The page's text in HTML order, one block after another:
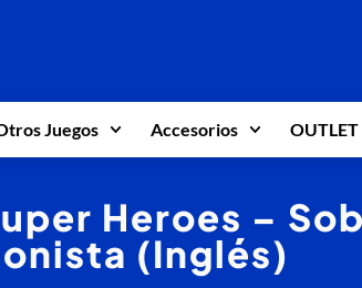
Juegos Accesorios OUTLET
Heroes –
(Inglés)